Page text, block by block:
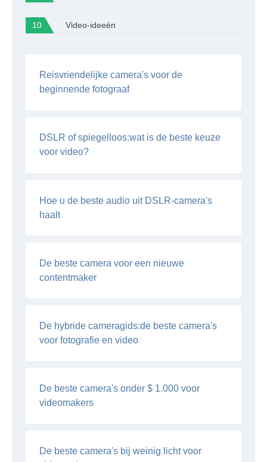
Video-ideeën
Reisvriendelijke camera's voor de
beginnende fotograaf
DSLR of spiegelloos:wat is de beste keuze
voor video?
Hoe u de beste audio uit DSLR-camera's
haalt
De beste camera voor een nieuwe
contentmaker
De hybride cameragids:de beste camera's
voor fotografie en video
De beste camera's onder $ 1.000 voor
videomakers
De beste camera's bij weinig licht voor